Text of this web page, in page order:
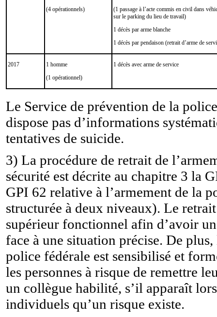
(4 opérationnels)
(1 passage à l’acte commis en civil dans
sur le parking du lieu de travail)
1 décès par arme blanche
1 décès par pendaison (retrait d’arme de
2017
1 homme
(1 opérationnel)
1 décès avec arme de service
Le Service de prévention de la
dispose pas d’informations
tentatives de suicide.
3) La procédure de retrait de
sécurité est décrite au chapitre 3 la
GPI 62 relative à l’armement de la
structurée à deux niveaux). Le
supérieur fonctionnel afin d’avoir
face à une situation précise. De plus,
police fédérale est sensibilisé et
les personnes à risque de remettre
un collègue habilité, s’il apparaît
individuels qu’un risque existe.